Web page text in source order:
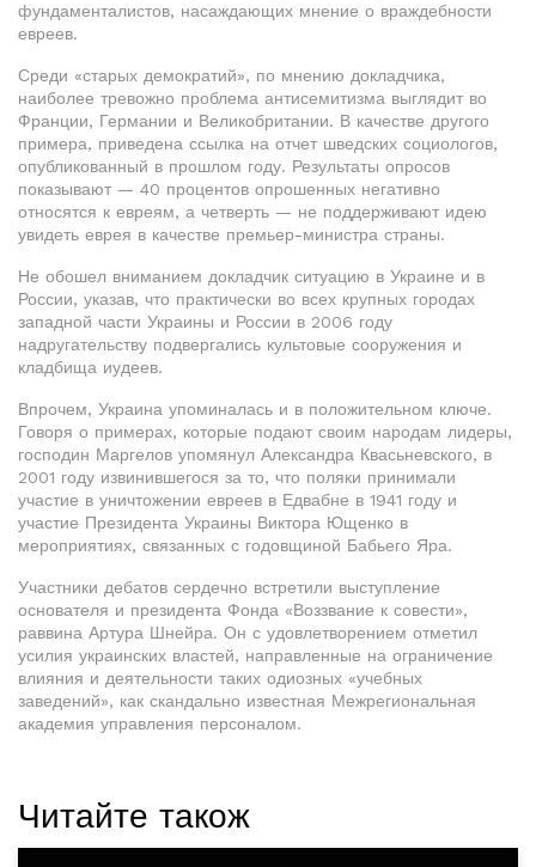
фундаменталистов, насаждающих мнение о враждебности
евреев.
Среди «старых демократий», по мнению докладчика,
наиболее тревожно проблема антисемитизма выглядит во
Франции, Германии и Великобритании. В качестве другого
примера, приведена ссылка на отчет шведских социологов,
опубликованный в прошлом году. Результаты опросов
показывают — 40 процентов опрошенных негативно
относятся к евреям, а четверть — не поддерживают идею
увидеть еврея в качестве премьер-министра страны.
Не обошел вниманием докладчик ситуацию в Украине и в
России, указав, что практически во всех крупных городах
западной части Украины и России в 2006 году
надругательству подвергались культовые сооружения и
кладбища иудеев.
Впрочем, Украина упоминалась и в положительном ключе.
Говоря о примерах, которые подают своим народам лидеры,
господин Маргелов упомянул Александра Квасьневского, в
2001 году извинившегося за то, что поляки принимали
участие в уничтожении евреев в Едвабне в 1941 году и
участие Президента Украины Виктора Ющенко в
мероприятиях, связанных с годовщиной Бабьего Яра.
Участники дебатов сердечно встретили выступление
основателя и президента Фонда «Воззвание к совести»,
раввина Артура Шнейра. Он с удовлетворением отметил
усилия украинских властей, направленные на ограничение
влияния и деятельности таких одиозных «учебных
заведений», как скандально известная Межрегиональная
академия управления персоналом.
Читайте також